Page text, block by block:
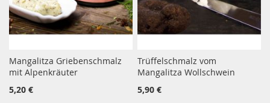
Mangalitza Griebenschmalz
mit Alpenkräuter
5,20 €
Trüffelschmalz vom
Mangalitza Wollschwein
5,90 €